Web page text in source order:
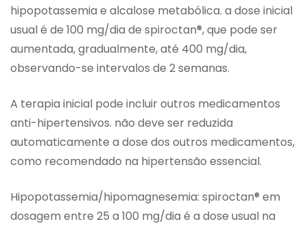
hipopotassemia e alcalose metabólica. a dose inicial
usual é de 100 mg/dia de spiroctan®, que pode ser
aumentada, gradualmente, até 400 mg/dia,
observando-se intervalos de 2 semanas.
A terapia inicial pode incluir outros medicamentos
anti-hipertensivos. não deve ser reduzida
automaticamente a dose dos outros medicamentos,
como recomendado na hipertensão essencial.
Hipopotassemia/hipomagnesemia: spiroctan® em
dosagem entre 25 a 100 mg/dia é a dose usual na